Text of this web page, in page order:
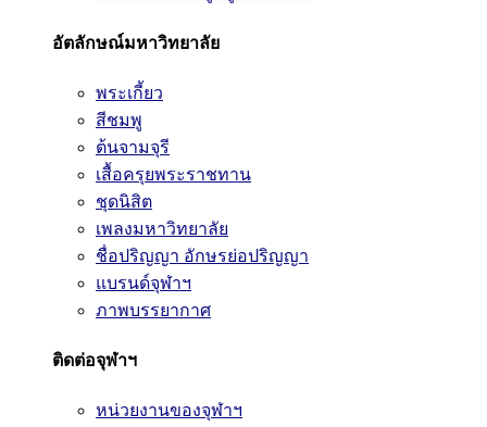
อัตลักษณ์มหาวิทยาลัย
พระเกี้ยว
สีชมพู
ต้นจามจุรี
เสื้อครุยพระราชทาน
ชุดนิสิต
เพลงมหาวิทยาลัย
ชื่อปริญญา อักษรย่อปริญญา
แบรนด์จุฬาฯ
ภาพบรรยากาศ
ติดต่อจุฬาฯ
หน่วยงานของจุฬาฯ